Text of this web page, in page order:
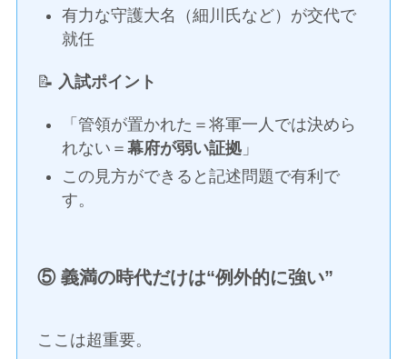
有力な守護大名（細川氏など）が交代で
就任
📝 入試ポイント
「管領が置かれた＝将軍一人では決めら
れない＝幕府が弱い証拠 」
この見方ができると記述問題で有利で
す。
⑤ 義満の時代だけは“例外的に強い”
ここは超重要。